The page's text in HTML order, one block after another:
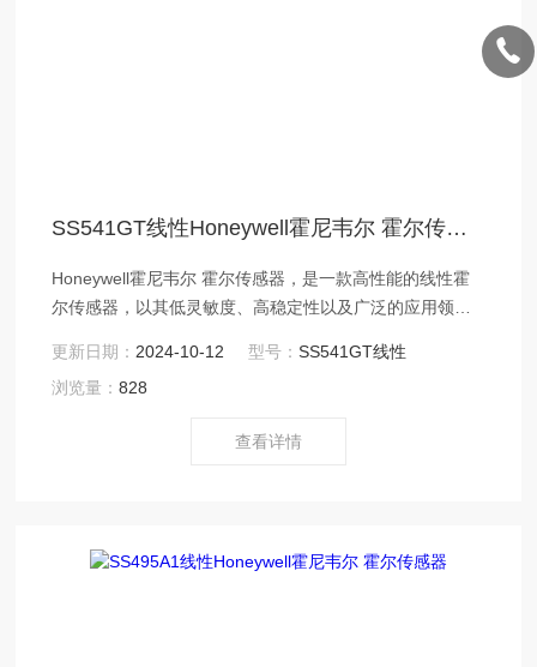
SS541GT线性Honeywell霍尼韦尔 霍尔传感器
Honeywell霍尼韦尔 霍尔传感器，是一款高性能的线性霍
尔传感器，以其低灵敏度、高稳定性以及广泛的应用领域
化来输出线性的模拟电压信号，这种信号与磁场的强度成
正比，因此能够提供精确的测量结果。
更新日期： 2024-10-12 型号：SS541GT线性
浏览量：828
查看详情